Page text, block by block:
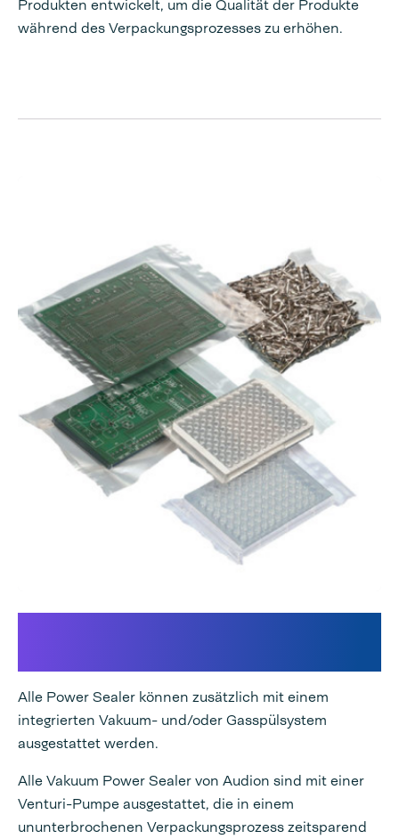
Produkten entwickelt, um die Qualität der Produkte
während des Verpackungsprozesses zu erhöhen.
Alle Power Sealer können zusätzlich mit einem
integrierten Vakuum- und/oder Gasspülsystem
ausgestattet werden.
Alle Vakuum Power Sealer von Audion sind mit einer
Venturi-Pumpe ausgestattet, die in einem
ununterbrochenen Verpackungsprozess zeitsparend